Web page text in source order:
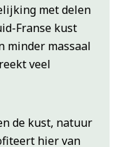
met delen
Franse kust
minder massaal
veel
de kust, natuur
hier van